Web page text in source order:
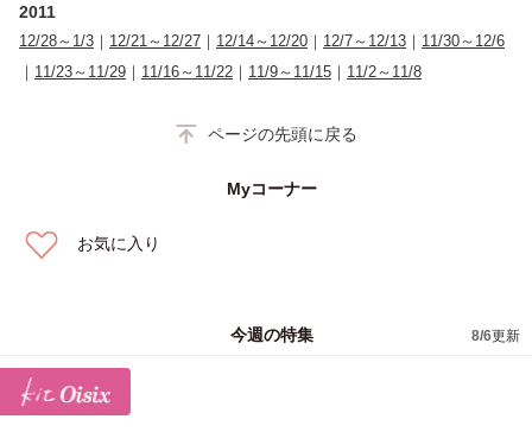
2011
12/28～1/3 ｜ 12/21～12/27 ｜ 12/14～12/20 ｜ 12/7～12/13 ｜ 11/30～12/6
｜ 11/23～11/29 ｜ 11/16～11/22 ｜ 11/9～11/15 ｜ 11/2～11/8